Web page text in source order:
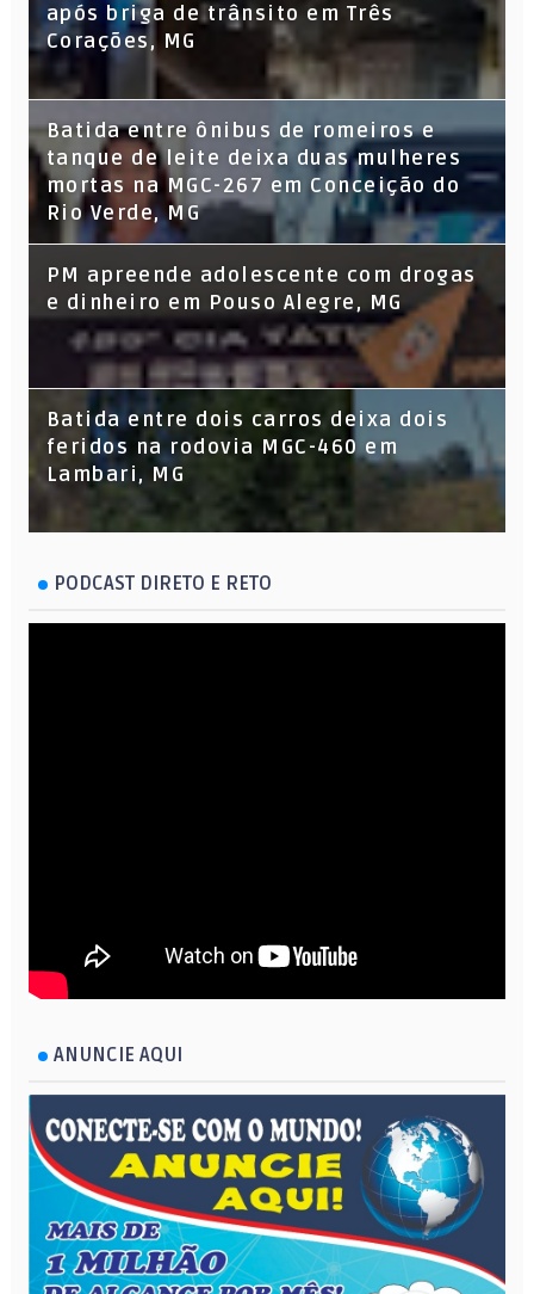
após briga de trânsito em Três
Corações, MG
Batida entre ônibus de romeiros e
tanque de leite deixa duas mulheres
mortas na MGC-267 em Conceição do
Rio Verde, MG
PM apreende adolescente com drogas
e dinheiro em Pouso Alegre, MG
Batida entre dois carros deixa dois
feridos na rodovia MGC-460 em
Lambari, MG
PODCAST DIRETO E RETO
ANUNCIE AQUI